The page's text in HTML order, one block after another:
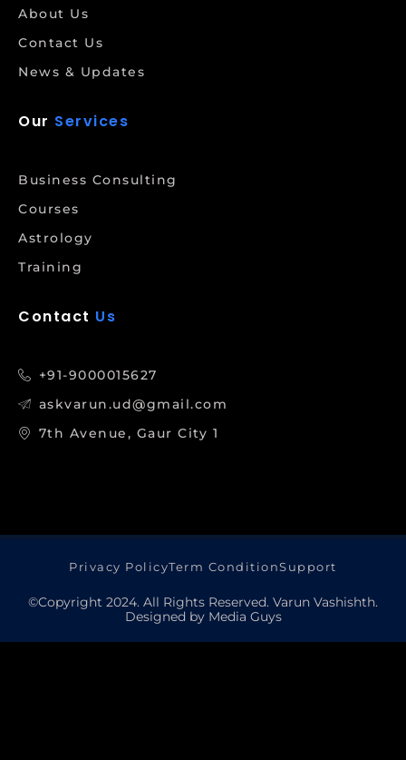
About Us
Contact Us
News & Updates
Our Services
Business Consulting
Courses
Astrology
Training
Contact Us
+91-9000015627
askvarun.ud@gmail.com
7th Avenue, Gaur City 1
Privacy PolicyTerm ConditionSupport
©Copyright 2024. All Rights Reserved. Varun Vashishth.
Designed by Media Guys